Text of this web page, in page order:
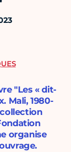
"Les « dit-
Mali, 1980-
collection
organise